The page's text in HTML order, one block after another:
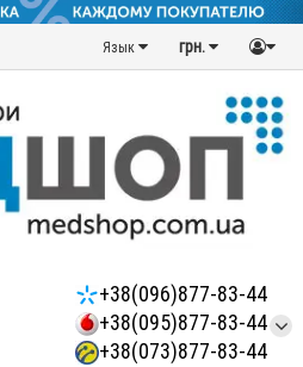
грн.
Язык
+38(096)877-83-44
+38(095)877-83-44
+38(073)877-83-44